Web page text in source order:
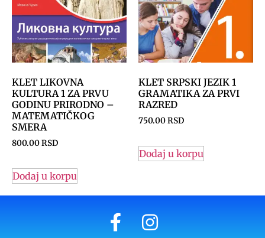
KLET LIKOVNA
KULTURA 1 ZA PRVU
GODINU PRIRODNO –
MATEMATIČKOG
SMERA
800.00RSD
Dodaj u korpu
KLET SRPSKI JEZIK 1
GRAMATIKA ZA PRVI
RAZRED
750.00RSD
Dodaj u korpu